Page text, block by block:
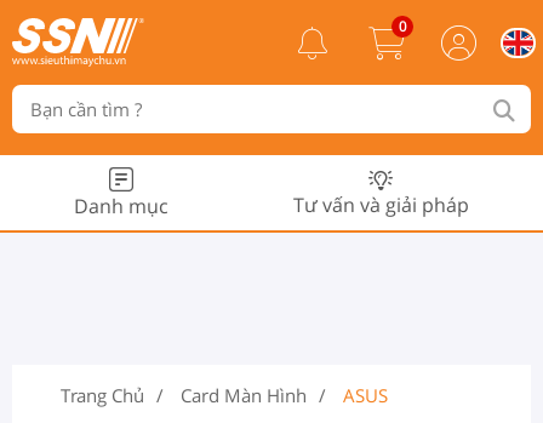
0
Danh mục Tư vấn và giải pháp
Trang Chủ Card Màn Hình ASUS